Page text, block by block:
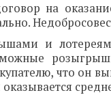
на
и
что он